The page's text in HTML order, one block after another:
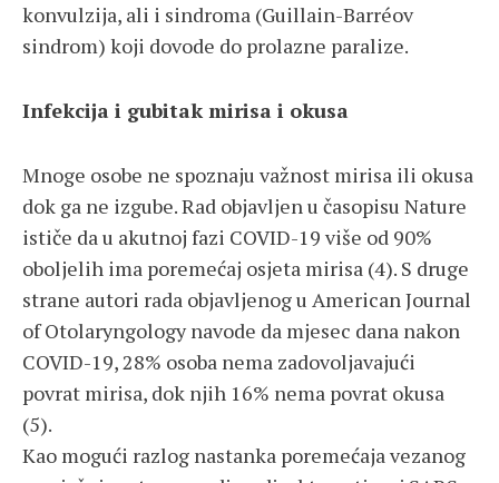
konvulzija, ali i sindroma (Guillain-Barréov
sindrom) koji dovode do prolazne paralize.
Infekcija i gubitak mirisa i okusa
Mnoge osobe ne spoznaju važnost mirisa ili okusa
dok ga ne izgube. Rad objavljen u časopisu Nature
ističe da u akutnoj fazi COVID-19 više od 90%
oboljelih ima poremećaj osjeta mirisa (4). S druge
strane autori rada objavljenog u American Journal
of Otolaryngology navode da mjesec dana nakon
COVID-19, 28% osoba nema zadovoljavajući
povrat mirisa, dok njih 16% nema povrat okusa
(5).
Kao mogući razlog nastanka poremećaja vezanog